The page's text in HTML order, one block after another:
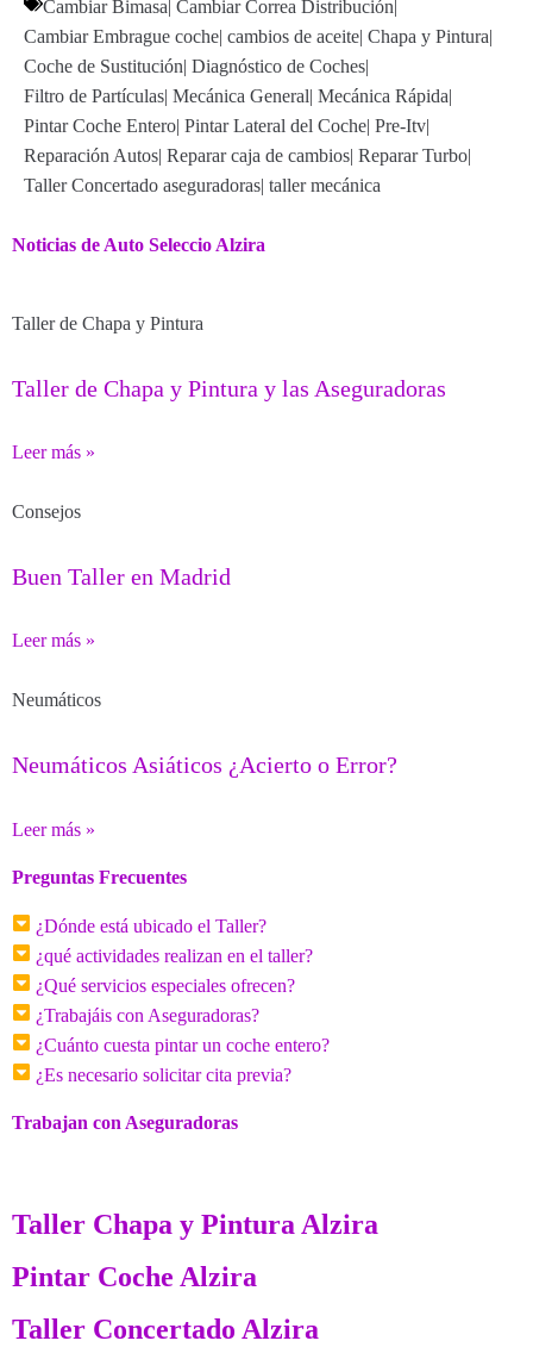
Cambiar Bimasa Cambiar Correa Distribución
Cambiar Embrague coche| cambios de aceite| Chapa y Pintura|
Coche de Sustitución| Diagnóstico de Coches|
Filtro de Partículas| Mecánica General| Mecánica Rápida|
Pintar Coche Entero| Pintar Lateral del Coche| Pre-Itv|
Reparación Autos| Reparar caja de cambios| Reparar Turbo|
Taller Concertado aseguradoras| taller mecánica
Noticias de Auto Seleccio Alzira
Taller de Chapa y Pintura
Taller de Chapa y Pintura y las Aseguradoras
Leer más »
Consejos
Buen Taller en Madrid
Leer más »
Neumáticos
Neumáticos Asiáticos ¿Acierto o Error?
Leer más »
Preguntas Frecuentes
¿Dónde está ubicado el Taller?
¿qué actividades realizan en el taller?
¿Qué servicios especiales ofrecen?
¿Trabajáis con Aseguradoras?
¿Cuánto cuesta pintar un coche entero?
¿Es necesario solicitar cita previa?
Trabajan con Aseguradoras
Taller Chapa y Pintura Alzira
Pintar Coche Alzira
Taller Concertado Alzira